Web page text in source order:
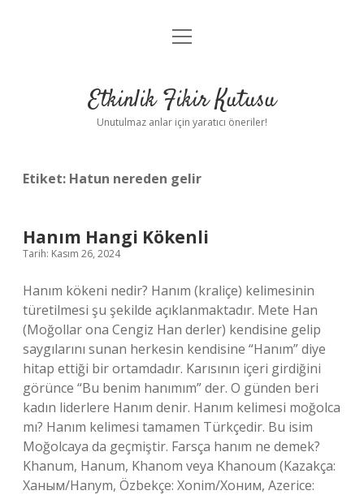
Anasayfa
Yasal Uyarı
menüyü
Etkinlik Fikir Kutusu
Unutulmaz anlar için yaratıcı öneriler!
Etiket: Hatun nereden gelir
Hanım Hangi Kökenli
Tarih: Kasım 26, 2024
Hanım kökeni nedir? Hanım (kraliçe) kelimesinin
türetilmesi şu şekilde açıklanmaktadır. Mete Han
(Moğollar ona Cengiz Han derler) kendisine gelip
saygılarını sunan herkesin kendisine “Hanım” diye
hitap ettiği bir ortamdadır. Karısının içeri girdiğini
görünce “Bu benim hanımım” der. O günden beri
kadın liderlere Hanım denir. Hanım kelimesi moğolca
mı? Hanım kelimesi tamamen Türkçedir. Bu isim
Moğolcaya da geçmiştir. Farsça hanım ne demek?
Khanum, Hanum, Khanom veya Khanoum (Kazakça:
Ханым/Hanym, Özbekçe: Xonim/Хоним, Azerice: